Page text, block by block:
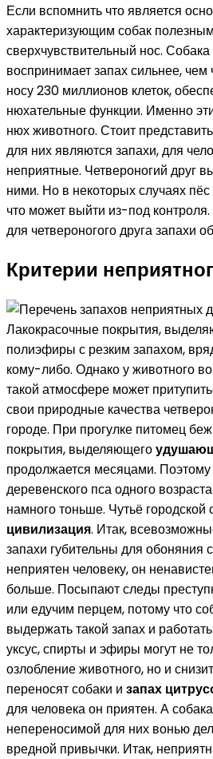
Если вспомнить что является
характеризующим собак
сверхчувствительный нос.
воспринимает запах сильнее, чем
носу 230 миллионов клеток,
нюхательные функции. Именно
нюх животного. Стоит
для них являются запахи, для
неприятные. Четвероногий друг
ними. Но в некоторых случаях
что может выйти из-под
для четвероногого друга запахи
Критерии
Лакокрасочные покрытия,
полиэфиры с резким запахом,
кому-либо. Однако у животного
такой атмосфере может
свои природные качества
городе. При прогулке питомец
покрытия, выделяющего
продолжается месяцами.
деревенского пса одного
намного тоньше. Чутьё городской
цивилизация. Итак,
запахи губительны для обоняния
неприятен человеку, он
больше. Посыпают следы
или едучим перцем, потому что
выдержать такой запах и
уксус, спирты и эфиры могут не
озлобление животного, но и
переносят собаки и запах
для человека он приятен. А
непереносимой для них вонью
вредной привычки. Итак,